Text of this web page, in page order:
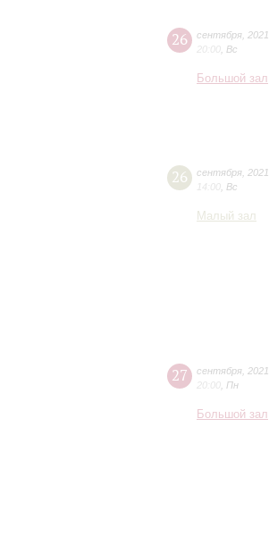
26 сентября 2021
20:00 Вс
Большой зал
26 сентября 2021
14:00 Вс
Малый зал
27 сентября 2021
20:00 Пн
Большой зал